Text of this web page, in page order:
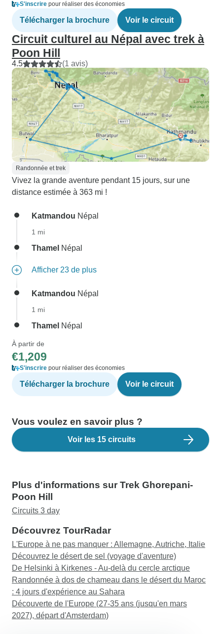
S'inscrire pour réaliser des économies
Télécharger la brochure Voir le circuit
Circuit culturel au Népal avec trek à
Poon Hill
4.5 (1 avis)
Randonnée et trek
Vivez la grande aventure pendant 15 jours, sur une
distance estimée à 363 mi !
Katmandou Népal
1 mi
Thamel Népal
Afficher 23 de plus
Katmandou Népal
1 mi
Thamel Népal
À partir de
€1,209
S'inscrire pour réaliser des économies
Télécharger la brochure Voir le circuit
Vous voulez en savoir plus ?
Voir les 15 circuits
Plus d'informations sur Trek Ghorepani-
Poon Hill
Circuits 3 day
Découvrez TourRadar
L'Europe à ne pas manquer : Allemagne, Autriche, Italie
Découvrez le désert de sel (voyage d'aventure)
De Helsinki à Kirkenes - Au-delà du cercle arctique
Randonnée à dos de chameau dans le désert du Maroc
: 4 jours d'expérience au Sahara
Découverte de l'Europe (27-35 ans (jusqu'en mars
2027), départ d'Amsterdam)